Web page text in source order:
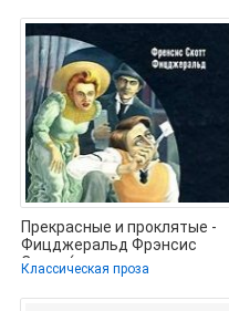
Прекрасные и проклятые -
Фицджеральд Фрэнсис
Скотт (электронные книги
Классическая проза